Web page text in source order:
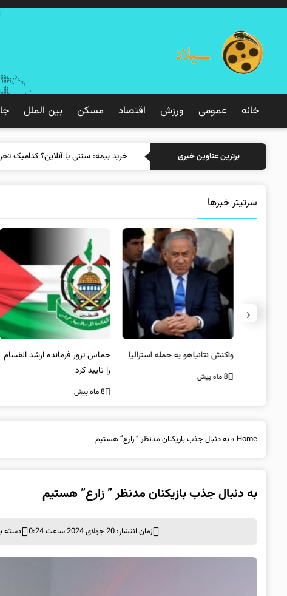
خانه عمومی ورزش اقتصاد مسکن بین الملل
برترین عناوین خبری خرید بیمه:
سرتیتر خبرها
واکنش نتانیاهو به حمله استرالیا
8 ماه پیش
حماس ترور فرمانده ارشد القسام
را تایید کرد
8 ماه پیش
‹
Home
»به دنبال جذب بازیکنان مدنظر ” زارع” هستیم
به دنبال جذب بازیکنان مدنظر ” زارع” هستیم
زمان انتشار: 20 جولای 2024 ساعت 0:24 دسته